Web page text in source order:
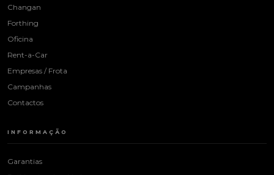
Changan
Forthing
Oficina
Rent-a-Car
Empresas / Frota
Campanhas
Contactos
INFORMAÇÃO
Garantias